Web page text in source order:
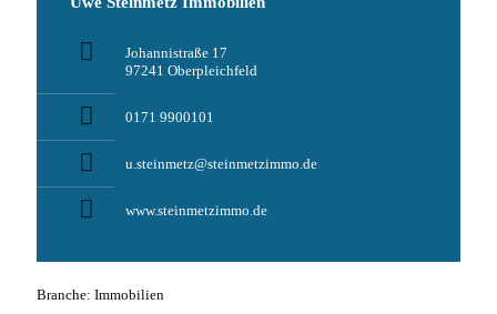
Johannistraße 17
97241 Oberpleichfeld
0171 9900101
u.steinmetz@steinmetzimmo.de
www.steinmetzimmo.de
Branche: Immobilien